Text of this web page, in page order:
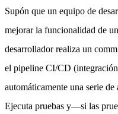
Supón que un equipo de
mejorar la funcionalidad de
desarrollador realiza un
el pipeline CI/CD
automáticamente una serie
Ejecuta pruebas y—si las